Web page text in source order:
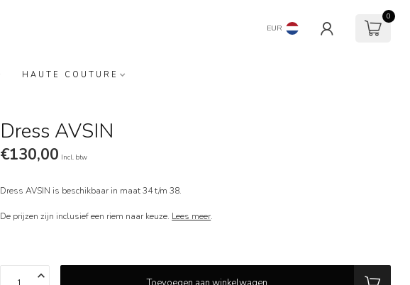
EUR
0
HAUTE COUTURE
Dress AVSIN
€130,00 Incl. btw
Dress AVSIN is beschikbaar in maat 34 t/m 38.
De prijzen zijn inclusief een riem naar keuze. Lees meer.